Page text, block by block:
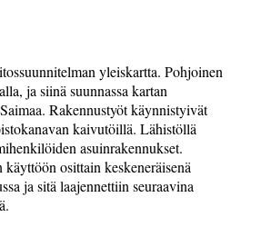
yleiskartta. Pohjoinen
ja siinä suunnassa kartan
Rakennustyöt käynnistyivät
kaivutöillä. Lähistöllä
asuinrakennukset.
osittain keskeneräisenä
ja sitä laajennettiin seuraavina